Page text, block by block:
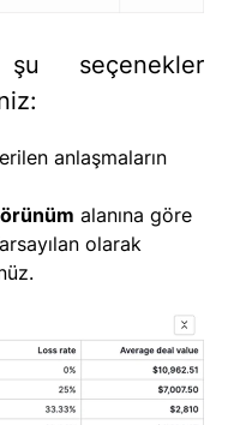
seçenekler
anlaşmaların
alanına göre
olarak